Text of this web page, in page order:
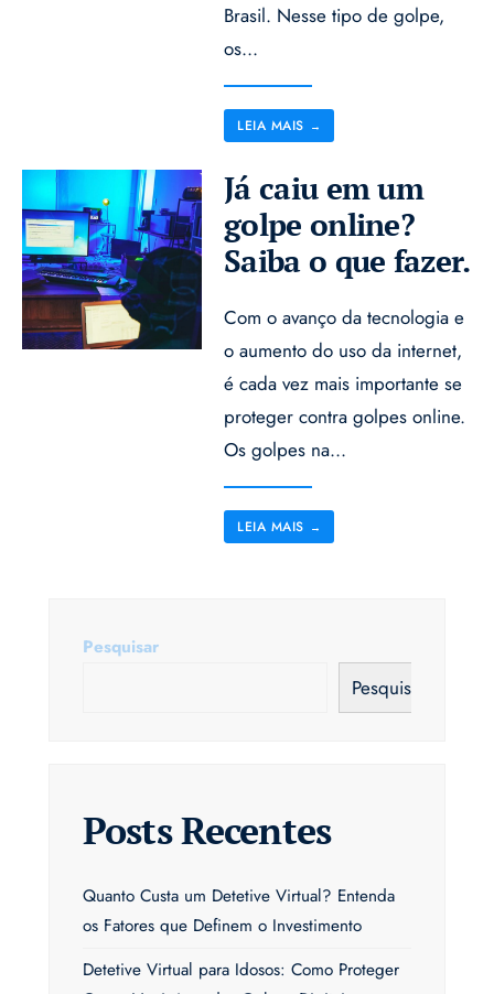
Brasil. Nesse tipo de golpe,
os...
LEIA MAIS →
Já caiu em um
golpe online?
Saiba o que fazer.
Com o avanço da tecnologia e
o aumento do uso da internet,
é cada vez mais importante se
proteger contra golpes online.
Os golpes na...
LEIA MAIS →
Pesquisar
Pesquisar
Posts Recentes
Quanto Custa um Detetive Virtual? Entenda
os Fatores que Definem o Investimento
Detetive Virtual para Idosos: Como Proteger